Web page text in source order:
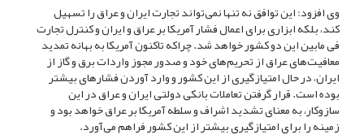
وی افزود: این توافق نه تنها نمی‌تواند تجارت ایران و عراق را تسهیل
کند، بلکه ابزاری برای اعمال فشار آمریکا بر عراق و ایران و کنترل تجارت
فی مابین این دو کشور خواهد شد. چراکه تاکنون آمریکا به بهانه تمدید
معافیت‌های عراق از تحریم‌های خود و صدور مجوز واردات برق و گاز از
ایران، در حال امتیازگیری از این کشور و وارد آوردن فشار‌های بیشتر
بوده است. قرار گرفتن تعاملات بانکی دولتی ایران و عراق در این
سازوکار، به معنای تشدید اشراف و سلطه آمریکا بر عراق خواهد بود و
زمینه را برای امتیازگیری بیشتر از این کشور فراهم می‌آورد.